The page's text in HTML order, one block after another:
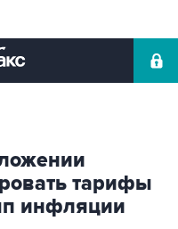
тарифы
инфляции